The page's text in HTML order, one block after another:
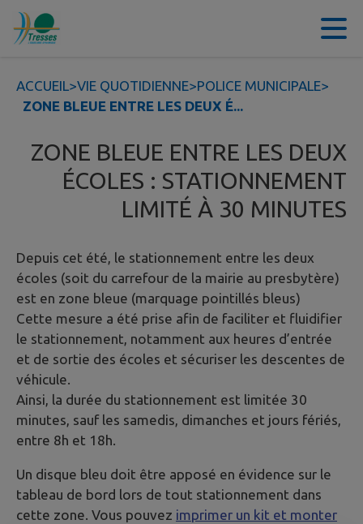
Contenu
ACCUEIL>VIE QUOTIDIENNE>POLICE MUNICIPALE>
ZONE BLEUE ENTRE LES DEUX É...
ZONE BLEUE ENTRE LES DEUX
ÉCOLES : STATIONNEMENT
LIMITÉ À 30 MINUTES
Depuis cet été, le stationnement entre les deux
écoles (soit du carrefour de la mairie au presbytère)
est en zone bleue (marquage pointillés bleus)
Cette mesure a été prise afin de faciliter et fluidifier
le stationnement, notamment aux heures d’entrée
et de sortie des écoles et sécuriser les descentes de
véhicule.
Ainsi, la durée du stationnement est limitée 30
minutes, sauf les samedis, dimanches et jours fériés,
entre 8h et 18h.
Un disque bleu doit être apposé en évidence sur le
tableau de bord lors de tout stationnement dans
cette zone. Vous pouvez imprimer un kit et monter